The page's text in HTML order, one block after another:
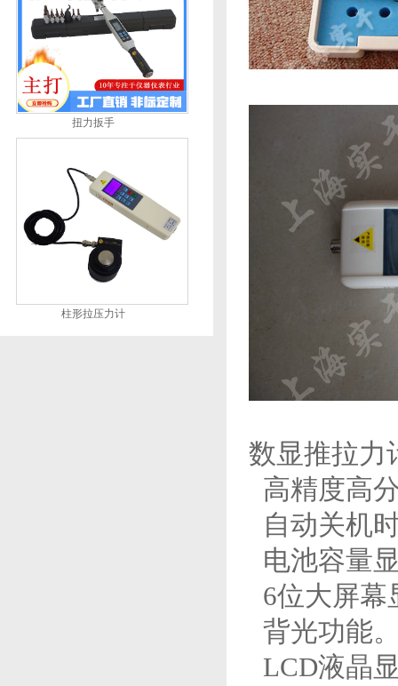
扭力扳手
柱形拉压力计
数显推拉力
高精度高
自动关机
电池容量
6位大屏幕
背光功能
LCD液晶